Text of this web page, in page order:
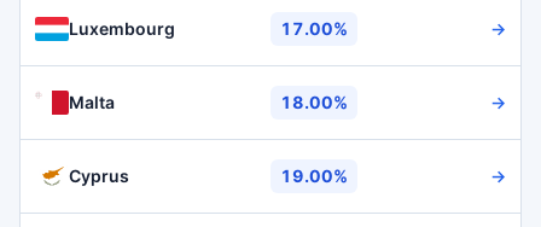
Luxembourg 17.00% →
Malta 18.00% →
Cyprus 19.00% →